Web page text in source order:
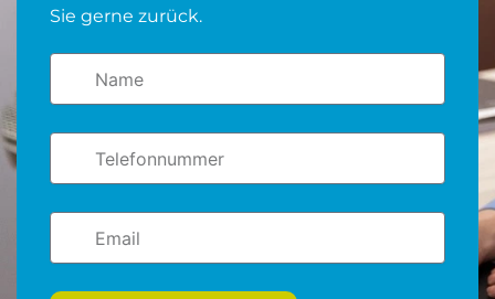
Sie gerne zurück.
Name
Telefonnummer
Email